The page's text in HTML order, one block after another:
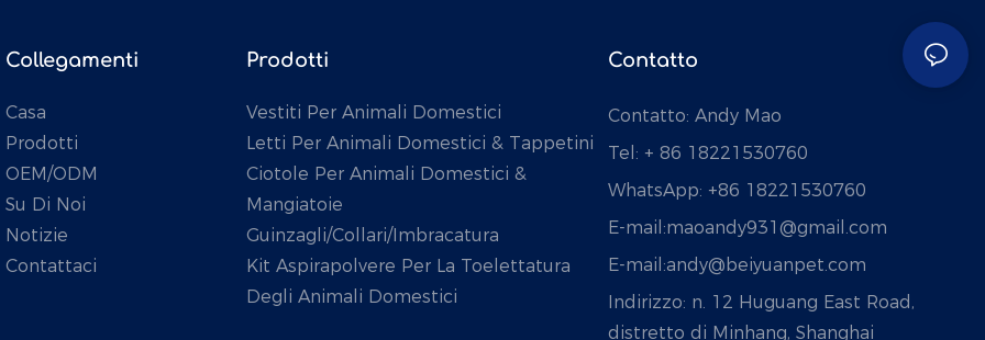
Collegamenti
Casa
Prodotti
OEM/ODM
Su Di Noi
Notizie
Contattaci
Prodotti
Vestiti Per Animali Domestici
Letti Per Animali Domestici & Tappetini
Ciotole Per Animali Domestici &
Mangiatoie
Guinzagli/collari/imbracatura
Kit Aspirapolvere Per La Toelettatura
Degli Animali Domestici
Contatto
Contatto: Andy Mao
Tel: + 86 18221530760
WhatsApp: +86 18221530760
E-mail:maoandy931@gmail.com
E-mail:andy@beiyuanpet.com
Indirizzo: n. 12 Huguang East Road,
distretto di Minhang, Shanghai